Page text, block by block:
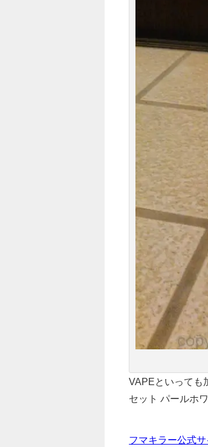
VAPEといっても
セット パールホ
フマキラー公式サ